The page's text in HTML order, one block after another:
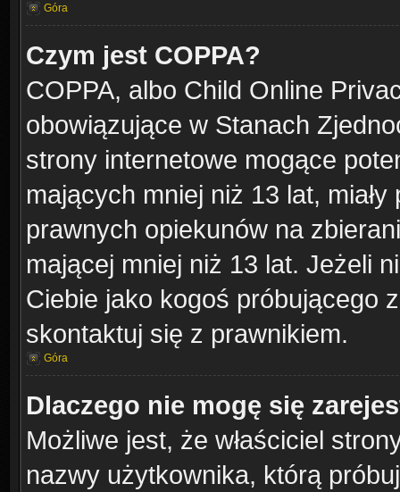
Góra
Czym jest COPPA?
COPPA, albo Child Online
obowiązujące w Stanach
strony internetowe mogące
mających mniej niż 13 lat,
prawnych opiekunów na
mającej mniej niż 13 lat. Jeżeli
Ciebie jako kogoś próbującego
skontaktuj się z prawnikiem.
Góra
Dlaczego nie mogę się
Możliwe jest, że właściciel
nazwy użytkownika, którą